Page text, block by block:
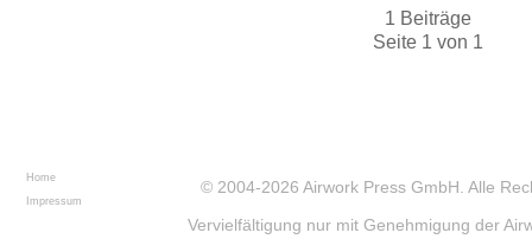
1 Beiträge
Seite 1 von 1
Home
Impressum
© 2004-2026 Airwork Press GmbH . Alle
Vervielfältigung nur mit Genehmigung der